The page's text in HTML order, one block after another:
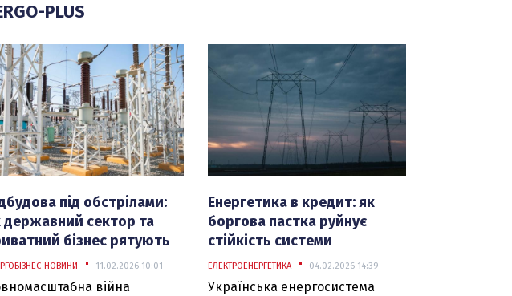
PLUS
під обстрілами:
державний сектор та
бізнес рятують
НОВИНИ 11.02.2026 10:01
війна
Енергетика в кредит: як
боргова пастка руйнує
стійкість системи
ЕЛЕКТРОЕНЕРГЕТИКА 04.02.2026 14:39
Українська енергосистема